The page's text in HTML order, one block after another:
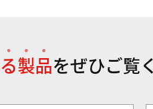
る製品をぜひご覧